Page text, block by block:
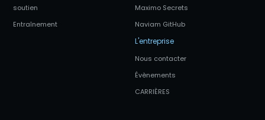
soutien
Entraînement
Maximo Secrets
Naviam GitHub
L'entreprise
Nous contacter
Évènements
CARRIÈRES